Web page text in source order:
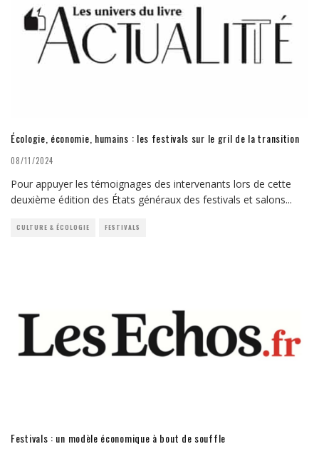
Écologie, économie, humains : les festivals sur le gril de la transition
08/11/2024
Pour appuyer les témoignages des intervenants lors de cette
deuxième édition des États généraux des festivals et salons...
CULTURE & ÉCOLOGIE FESTIVALS
Festivals : un modèle économique à bout de souffle